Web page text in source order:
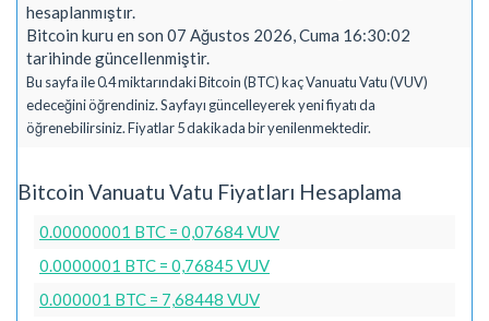
hesaplanmıştır.
Bitcoin kuru en son 07 Ağustos 2026, Cuma 16:30:02
tarihinde güncellenmiştir.
Bu sayfa ile 0.4 miktarındaki Bitcoin (BTC) kaç Vanuatu Vatu (VUV)
edeceğini öğrendiniz. Sayfayı güncelleyerek yeni fiyatı da
öğrenebilirsiniz. Fiyatlar 5 dakikada bir yenilenmektedir.
Bitcoin Vanuatu Vatu Fiyatları Hesaplama
0.00000001 BTC = 0,07684 VUV
0.0000001 BTC = 0,76845 VUV
0.000001 BTC = 7,68448 VUV